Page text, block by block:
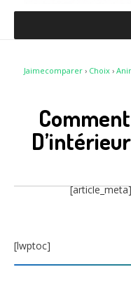
Jaimecomparer › Choix ›
[article_meta]
[lwptoc]